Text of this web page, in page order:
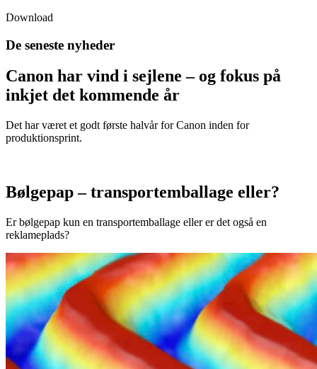
Download
De seneste nyheder
Canon har vind i sejlene – og fokus på
inkjet det kommende år
Det har været et godt første halvår for Canon inden for
produktionsprint.
Bølgepap – transportemballage eller?
Er bølgepap kun en transportemballage eller er det også en
reklameplads?